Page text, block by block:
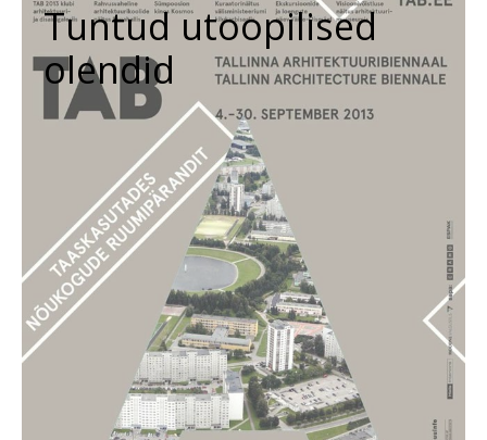
Tuntud utoopilised
olendid